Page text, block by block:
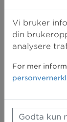
Vi bruker
din
analysere
For mer
Godta kun